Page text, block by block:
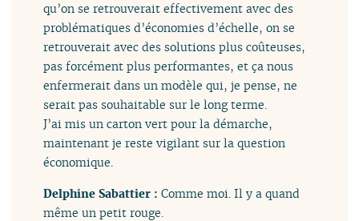
qu’on se retrouverait effectivement avec des
problématiques d’économies d’échelle, on se
retrouverait avec des solutions plus coûteuses,
pas forcément plus performantes, et ça nous
enfermerait dans un modèle qui, je pense, ne
serait pas souhaitable sur le long terme.
J’ai mis un carton vert pour la démarche,
maintenant je reste vigilant sur la question
économique.
Delphine Sabattier :Comme moi. Il y a quand
même un petit rouge.